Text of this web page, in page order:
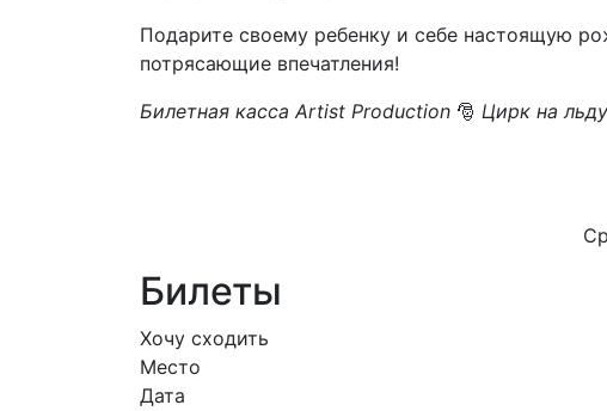
Подарите своему ребенку и себе настоящую
потрясающие впечатления!
Билетная касса Artist Production 🎅 Цирк на
Билеты
Хочу сходить
Место
Дата